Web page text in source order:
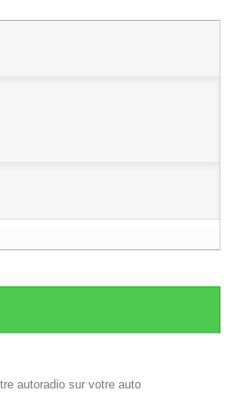
autoradio sur votre auto